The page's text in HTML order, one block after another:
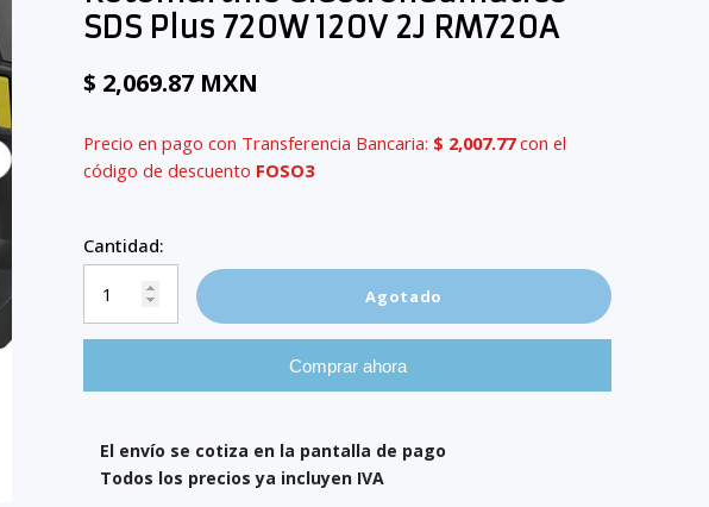
SDS Plus 720W 120V 2J RM720A
$ 2,069.87 MXN
Precio en pago con Transferencia Bancaria: $ 2,007.77con el
código de descuento FOSO3
Cantidad:
Agotado
Comprar ahora
El envío se cotiza en la pantalla de pago
Todos los precios ya incluyen IVA